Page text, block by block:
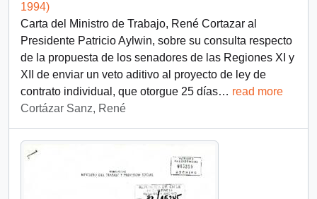
1994)
Carta del Ministro de Trabajo, René Cortazar al
Presidente Patricio Aylwin, sobre su consulta respecto
de la propuesta de los senadores de las Regiones XI y
XII de enviar un veto aditivo al proyecto de ley de
contrato individual, que otorgue 25 días… read more
Cortázar Sanz, René